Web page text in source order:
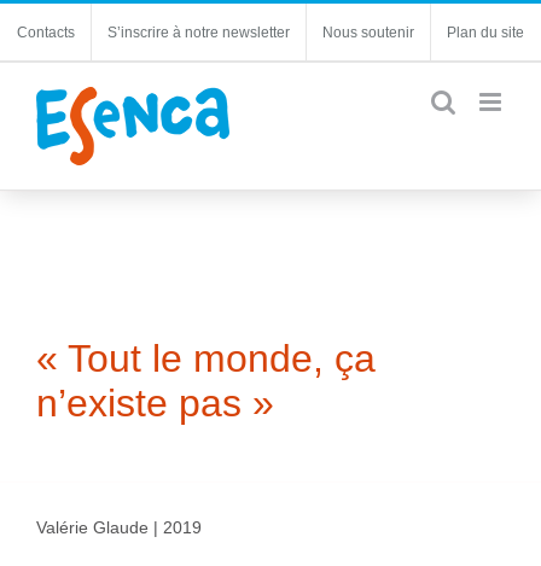
Contacts S’inscrire à notre newsletter Nous soutenir Plan du site
« Tout le monde, ça
n’existe pas »
Valérie Glaude | 2019